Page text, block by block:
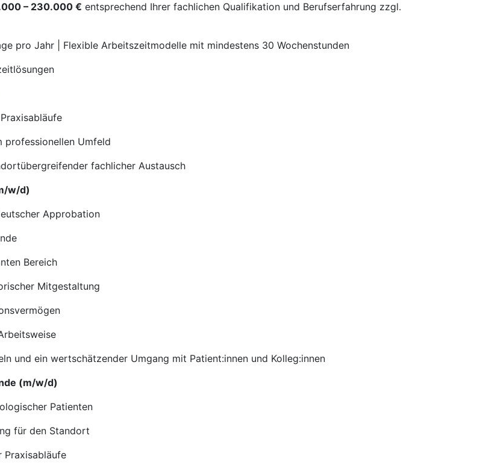
– 230.000 € entsprechend Ihrer fachlichen Qualifikation und Berufserfahrung zzgl.
pro Jahr | Flexible Arbeitszeitmodelle mit mindestens 30 Wochenstunden
professionellen Umfeld
fachlicher Austausch
w/d)
Approbation
Bereich
Mitgestaltung
und ein wertschätzender Umgang mit Patient:innen und Kolleg:innen
(m/w/d)
Patienten
für den Standort
Praxisabläufe